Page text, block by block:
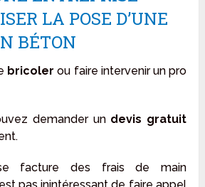
LA POSE D’UNE
BÉTON
bricoler ou faire intervenir un pro
demander un devis gratuit
facture des frais de main